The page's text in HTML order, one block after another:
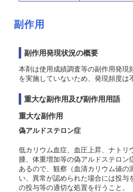
副作用
副作用発現状況の概要
本剤は使用成績調査等の副作用発現
を実施していないため、発現頻度は
重大な副作用及び副作用用語
重大な副作用
偽アルドステロン症
低カリウム血症、血圧上昇、ナトリ
腫、体重増加等の偽アルドステロン
あるので、観察（血清カリウム値の
い、異常が認められた場合には投与
の投与等の適切な処置を行うこと。